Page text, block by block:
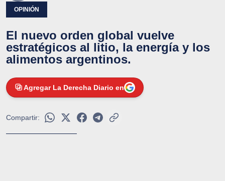
OPINIÓN
El nuevo orden global vuelve
estratégicos al litio, la energía y los
alimentos argentinos.
Agregar La Derecha Diario en
Compartir: